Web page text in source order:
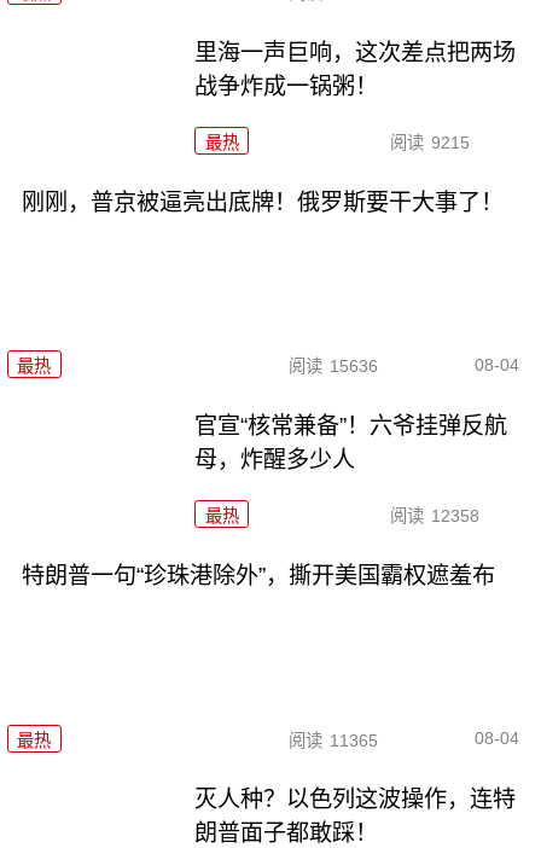
里海一声巨响，这次差点把两场
战争炸成一锅粥！
最热 阅读 9215
刚刚，普京被逼亮出底牌！俄罗斯要干大事了！
最热 阅读 15636 08-04
官宣“核常兼备”！六爷挂弹反航
母，炸醒多少人
最热 阅读 12358
特朗普一句“珍珠港除外”，撕开美国霸权遮羞布
最热 阅读 11365 08-04
灭人种？以色列这波操作，连特
朗普面子都敢踩！